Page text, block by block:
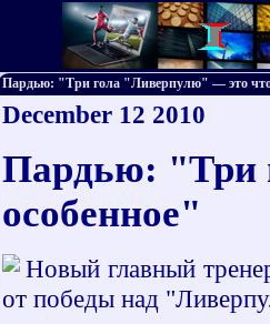
Пардью: "Три гола "Ливерпулю" — это что-
December 12 2010
Пардью: "Три
особенное"
Новый главный
от победы над